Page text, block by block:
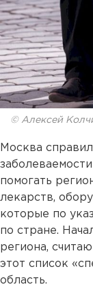
© Алексей
Москва
помогать
лекарств,
которые по
по стране.
региона,
этот список
область.